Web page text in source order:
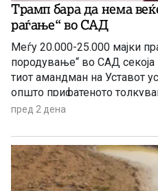
Трамп бара да нема
раѓање“ во САД
Меѓу 20.000-25.000 мајки
породување“ во САД секоја
тиот амандман на Уставот
општо прифатеното
гарантира државјанство на
пред 2 дена